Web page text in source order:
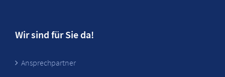
Wir sind für Sie da!
Ansprechpartner